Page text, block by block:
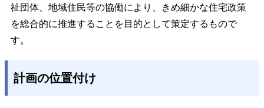
祉団体、地域住民等の協働により、きめ細かな住宅政策
を総合的に推進することを目的として策定するもので
す。
計画の位置付け